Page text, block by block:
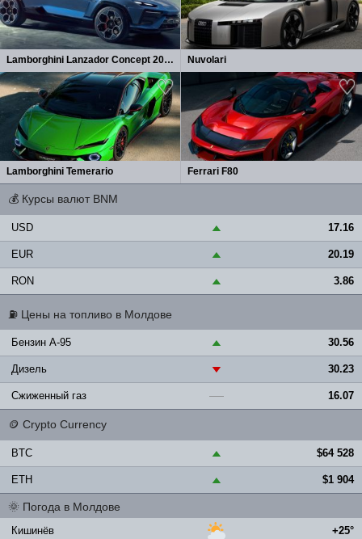
Lamborghini Lanzador Concept 2026 Nuvolari
Lamborghini Temerario Ferrari F80
💰 Курсы валют BNM
USD ▲ 17.16
EUR ▲ 20.19
RON ▲ 3.86
⛽ Цены на топливо в Молдове
Бензин A-95 ▲ 30.56
Дизель ▼ 30.23
Сжиженный газ — 16.07
🪙 Crypto Currency
BTC ▲ $64 528
ETH ▲ $1 904
🌞 Погода в Молдове
Кишинёв +25°